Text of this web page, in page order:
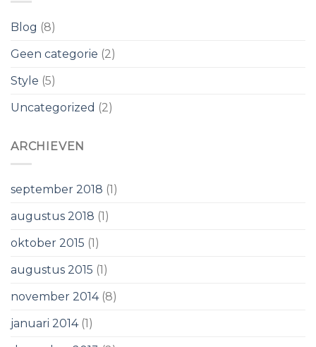
Blog (8)
Geen categorie (2)
Style (5)
Uncategorized (2)
ARCHIEVEN
september 2018 (1)
augustus 2018 (1)
oktober 2015 (1)
augustus 2015 (1)
november 2014(8)
januari 2014(1)